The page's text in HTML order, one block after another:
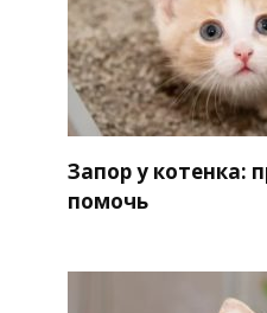
Запор у котенка:
помочь